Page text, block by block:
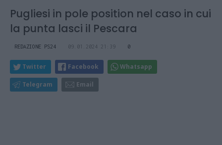
Pugliesi in pole position nel caso in cui
la punta lasci il Pescara
REDAZIONE PS24 09.01.2024 21:39 0
Twitter Facebook Whatsapp
Telegram Email